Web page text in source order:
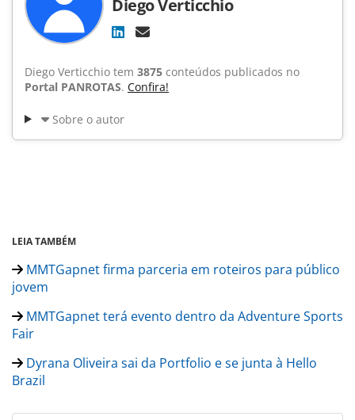
Diego Verticchio
Diego Verticchio tem 3875 conteúdos publicados no
Portal PANROTAS. Confira!
Sobre o autor
LEIA TAMBÉM
MMTGapnet firma parceria em roteiros para público
jovem
MMTGapnet terá evento dentro da Adventure Sports
Fair
Dyrana Oliveira sai da Portfolio e se junta à Hello
Brazil